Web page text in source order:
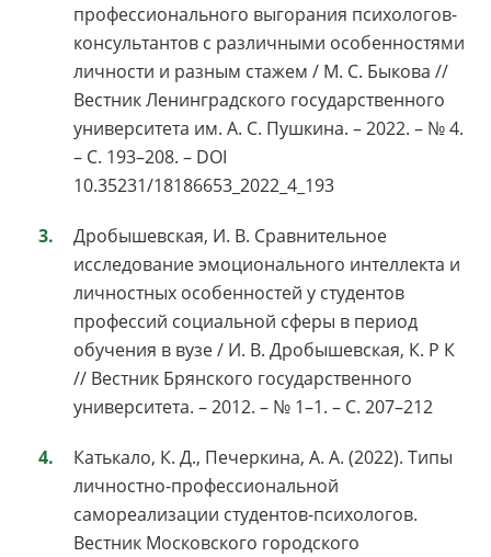
профессионального выгорания психологов-
консультантов с различными особенностями
личности и разным стажем / М. С. Быкова //
Вестник Ленинградского государственного
университета им. А. С. Пушкина. – 2022. – № 4.
– С. 193–208. – DOI
10.35231/18186653_2022_4_193
Дробышевская, И. В. Сравнительное
исследование эмоционального интеллекта и
личностных особенностей у студентов
профессий социальной сферы в период
обучения в вузе / И. В. Дробышевская, К. Р К
// Вестник Брянского государственного
университета. – 2012. – № 1–1. – С. 207–212
Катькало, К. Д., Печеркина, А. А. (2022). Типы
личностно-профессиональной
самореализации студентов-психологов.
Вестник Московского городского